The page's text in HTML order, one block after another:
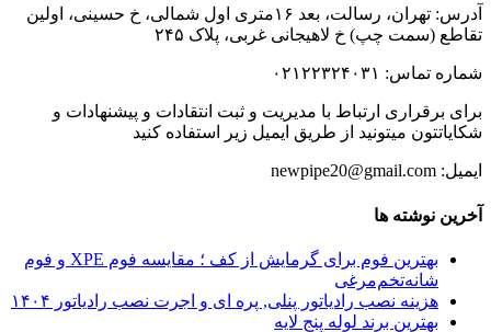
آدرس: تهران، رسالت، بعد ۱۶متری اول شمالی، خ حسینی، اولین
تقاطع (سمت چپ) خ لاهیجانی غربی، پلاک ۲۴۵
شماره تماس: ۰۲۱۲۲۳۲۴۰۳۱
برای برقراری ارتباط با مدیریت و ثبت انتقادات و پیشنهادات و
شکایاتتون میتونید از طریق ایمیل زیر استفاده کنید
ایمیل: newpipe20@gmail.com
آخرین نوشته ها
بهترین فوم برای گرمایش از کف ؛ مقایسه فوم XPE و فوم
شانه‌تخم‌مرغی
هزینه نصب رادیاتور پنلی, پره ای و اجرت نصب رادیاتور ۱۴۰۴
بهترین برند لوله پنج لایه